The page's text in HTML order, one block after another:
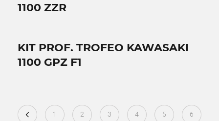
1100 ZZR
KIT PROF. TROFEO KAWASAKI
1100 GPZ F1
1 2 3 4 5 6